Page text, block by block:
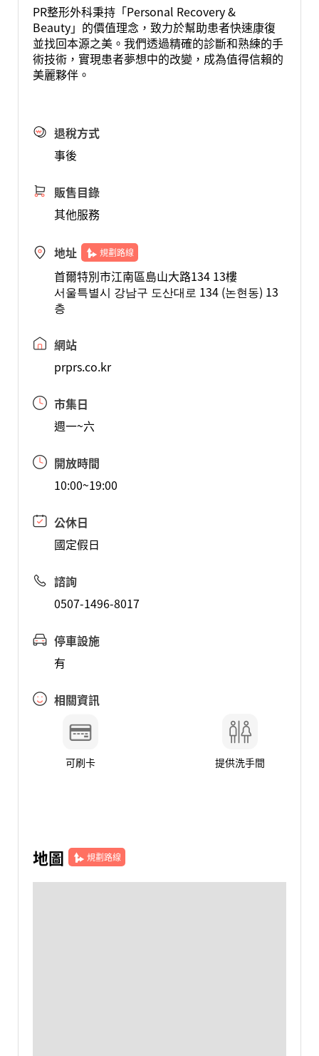
PR整形外科秉持「Personal Recovery &
Beauty」的價值理念，致力於幫助患者快速康復
並找回本源之美。我們透過精確的診斷和熟練的手
術技術，實現患者夢想中的改變，成為值得信賴的
美麗夥伴。
退稅方式
事後
販售目錄
其他服務
地址 規劃路線
首爾特別市江南區島山大路134 13樓
서울특별시 강남구 도산대로 134 (논현동) 13
층
網站
prprs.co.kr
市集日
週一~六
開放時間
10:00~19:00
公休日
國定假日
諮詢
0507-1496-8017
停車設施
有
相關資訊
可刷卡 提供洗手間
地圖 規劃路線